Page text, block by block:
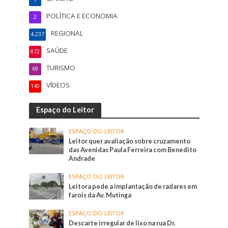
POLÍTICA E ECONOMIA
2
REGIONAL
4.237
SAÚDE
872
TURISMO
69
VÍDEOS
140
Espaço do Leitor
ESPAÇO DO LEITOR
Leitor quer avaliação sobre cruzamento
das Avenidas Paula Ferreira com Benedito
Andrade
ESPAÇO DO LEITOR
Leitora pede a implantação de radares em
farois da Av. Mutinga
ESPAÇO DO LEITOR
Descarte irregular de lixo na rua Dr.